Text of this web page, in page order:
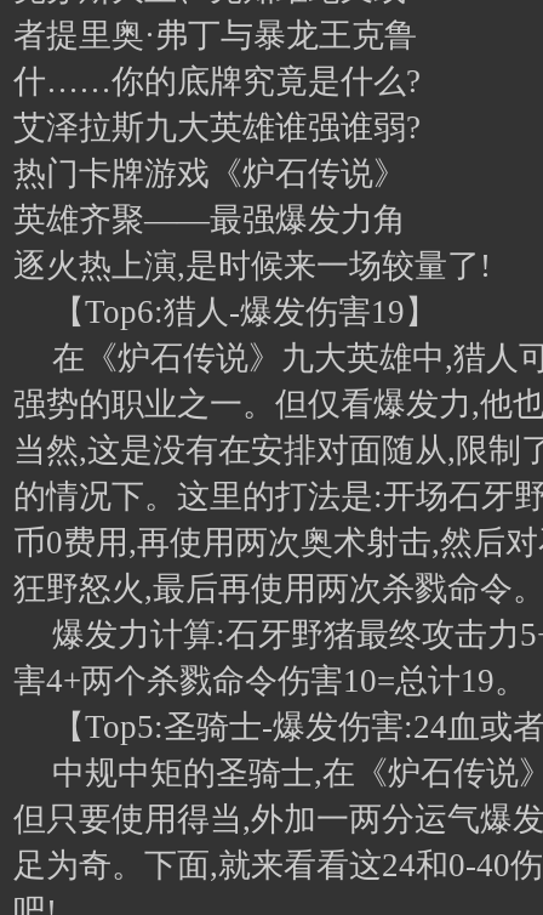
者提里奥·弗丁与暴龙王克鲁
什……你的底牌究竟是什么?
艾泽拉斯九大英雄谁强谁弱?
热门卡牌游戏《炉石传说》
英雄齐聚——最强爆发力角
逐火热上演,是时候来一场较量了!
【Top6:猎人-爆发伤害19】
在《炉石传说》九大英雄中,猎人
强势的职业之一。但仅看爆发力,他
当然,这是没有在安排对面随从,限制
的情况下。这里的打法是:开场石牙
币0费用,再使用两次奥术射击,然后
狂野怒火,最后再使用两次杀戮命令
爆发力计算:石牙野猪最终攻击力
害4+两个杀戮命令伤害10=总计19。
【Top5:圣骑士-爆发伤害:24血或
中规中矩的圣骑士,在《炉石传说
但只要使用得当,外加一两分运气爆
足为奇。下面,就来看看这24和0-40